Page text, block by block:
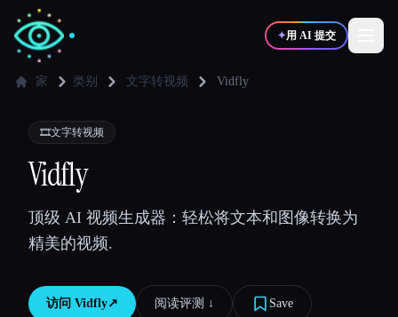
✦用 AI 提交
✍️写作者
💻 开发者
🎓学生
家 类别 文字转视频 Vidfly
🎞️文字转视频
Vidfly
顶级 AI 视频生成器：轻松将文本和图像转换为
精美的视频.
访问 Vidfly↗︎ 阅读评测 ↓︎ Save